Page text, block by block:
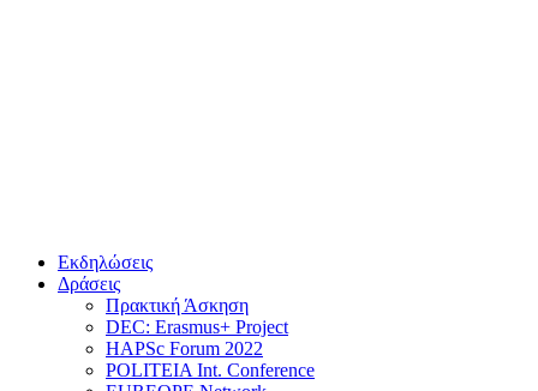
Εκδηλώσεις
Δράσεις
Πρακτική Άσκηση
DEC: Erasmus+ Project
HAPSc Forum 2022
POLITEIA Int. Conference